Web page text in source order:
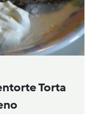
Torta